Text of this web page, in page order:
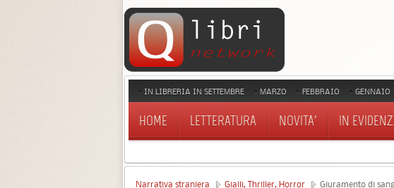
IN LIBRERIA IN SETTEMBRE MARZO FEBBRAIO GENNAIO
HOME LETTERATURA NOVITA' IN
Narrativa straniera Gialli, Thriller, Horror Giuramento di